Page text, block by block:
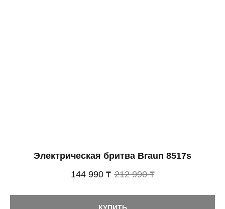
Электрическая бритва Braun 8517s
144 990 ₸ 212 990 ₸
КУПИТЬ